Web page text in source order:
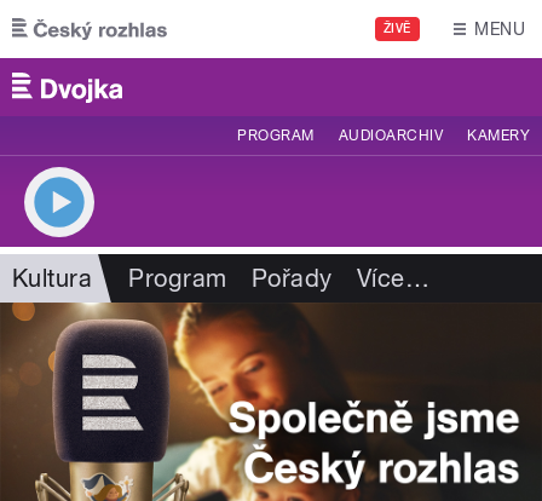
Přejít k hlavnímu obsahu
ŽIVĚ MENU
PROGRAM AUDIOARCHIV KAMERY
Kultura Program Pořady Více…